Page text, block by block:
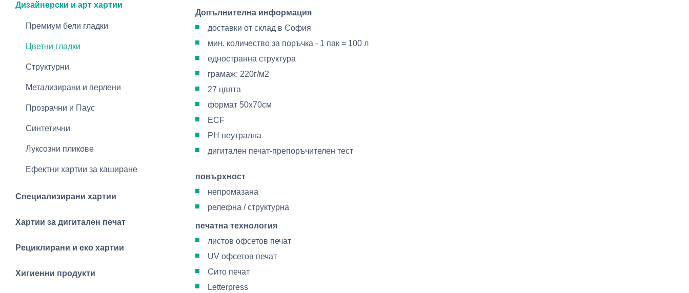
Дизайнерски и арт хартии
Премиум бели гладки
Цветни гладки
Структурни
Метализирани и перлени
Прозрачни и Паус
Синтетични
Луксозни пликове
Ефектни хартии за каширане
Специализирани хартии
Хартии за дигитален печат
Рециклирани и еко хартии
Хигиенни продукти
Допълнителна информация
доставки от склад в София
мин. количество за поръчка - 1 пак = 100 л
едностранна структура
грамаж: 220г/м2
27 цвята
формат 50х70см
ECF
PH неутрална
дигитален печат-препоръчителен тест
повърхност
непромазана
релефна / структурна
печатна технология
листов офсетов печат
UV офсетов печат
Сито печат
Letterpress